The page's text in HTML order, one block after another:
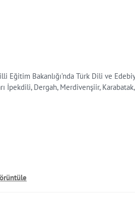
Bakanlığı’nda Türk Dili ve
İpekdili, Dergah, Merdivenşiir,